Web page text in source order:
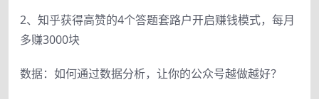
2、知乎获得高赞的4个答题套路户开启赚钱模式，每月
多赚3000块
数据：如何通过数据分析，让你的公众号越做越好？